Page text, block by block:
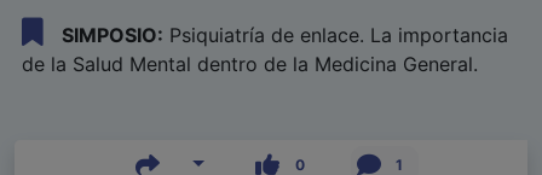
SIMPOSIO: Psiquiatría de enlace. La importancia
de la Salud Mental dentro de la Medicina General.
0 1